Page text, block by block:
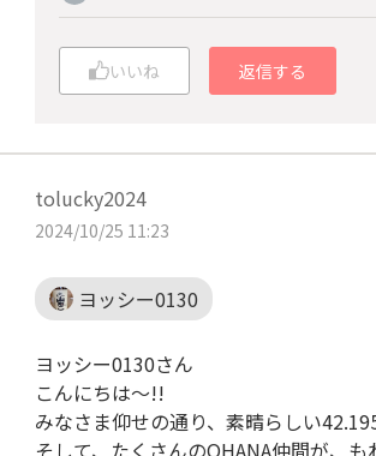
いいね 返信する
tolucky2024
2024/10/25 11:23
ヨッシー0130
ヨッシー0130さん
こんにちは～!!
みなさま仰せの通り、素晴らしい
そして、たくさんのOHANA仲間が、